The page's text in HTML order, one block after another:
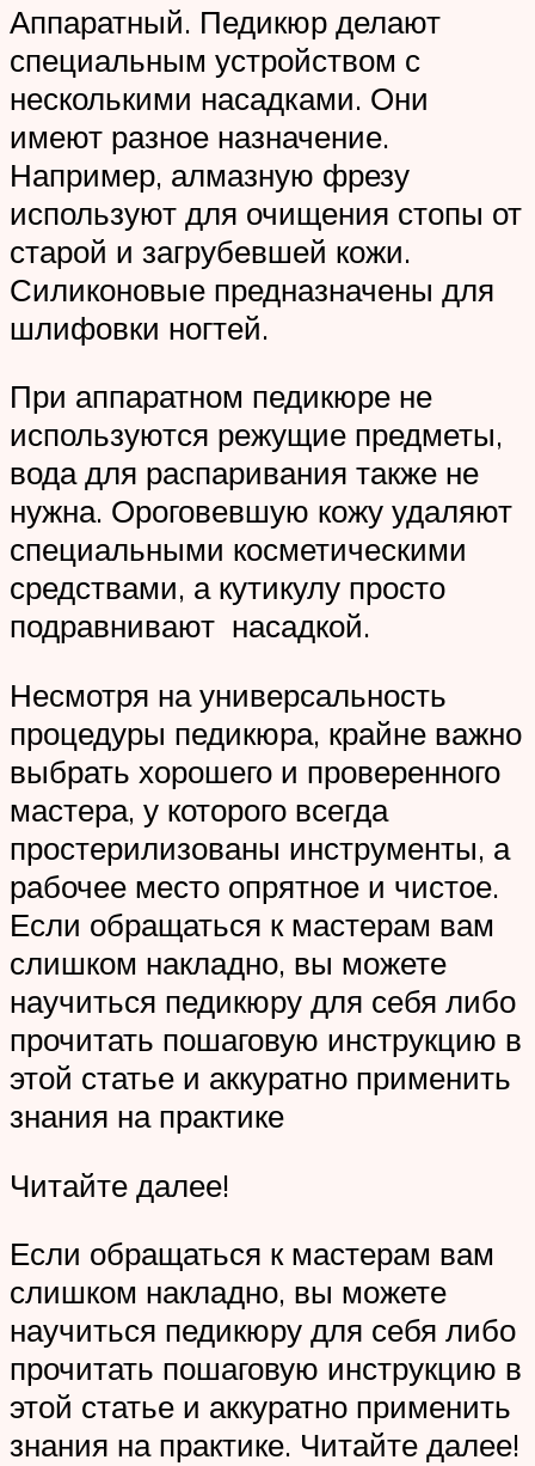
Аппаратный. Педикюр делают
специальным устройством с
несколькими насадками. Они
имеют разное назначение.
Например, алмазную фрезу
используют для очищения стопы от
старой и загрубевшей кожи.
Силиконовые предназначены для
шлифовки ногтей.
При аппаратном педикюре не
используются режущие предметы,
вода для распаривания также не
нужна. Ороговевшую кожу удаляют
специальными косметическими
средствами, а кутикулу просто
подравнивают насадкой.
Несмотря на универсальность
процедуры педикюра, крайне важно
выбрать хорошего и проверенного
мастера, у которого всегда
простерилизованы инструменты, а
рабочее место опрятное и чистое.
Если обращаться к мастерам вам
слишком накладно, вы можете
научиться педикюру для себя либо
прочитать пошаговую инструкцию в
этой статье и аккуратно применить
знания на практике
Читайте далее!
Если обращаться к мастерам вам
слишком накладно, вы можете
научиться педикюру для себя либо
прочитать пошаговую инструкцию в
этой статье и аккуратно применить
знания на практике. Читайте далее!